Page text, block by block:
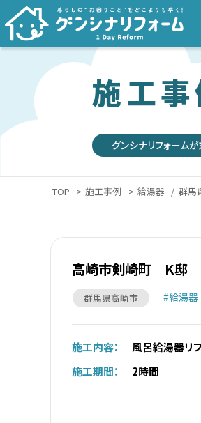
施工事
グンシナリフォーム
TOP > 施工事例 > 給湯器 / 群馬
高崎市剣崎町 K邸
群馬県高崎市 給湯器
施工内容：
風呂給湯器リ
施工期間：
2時間